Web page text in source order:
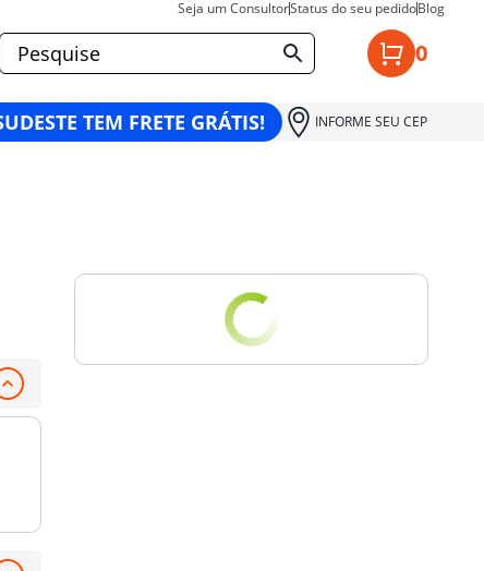
Seja um ConsultorStatus do seu pedidoBlog
0
TEM FRETE GRÁTIS! INFORME SEU CEP